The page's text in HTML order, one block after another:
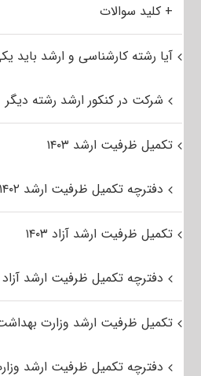
+ کلید سوالات
آیا رشته کارشناسی و ارشد باید
شرکت در کنکور ارشد رشته دیگر
تکمیل ظرفیت ارشد ۱۴۰۳
دفترچه تکمیل ظرفیت ارشد ۱۴۰۲
تکمیل ظرفیت ارشد آزاد ۱۴۰۳
دفترچه تکمیل ظرفیت ارشد آزاد ۱۴۰۲
تکمیل ظرفیت ارشد وزارت بهداشت
دفترچه تکمیل ظرفیت ارشد